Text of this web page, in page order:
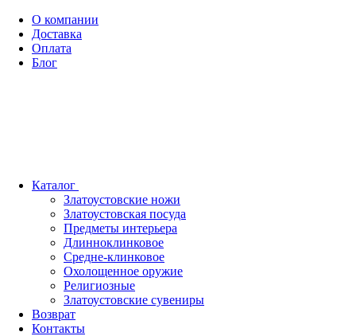
О компании
Доставка
Оплата
Блог
Каталог
Златоустовские ножи
Златоустовская посуда
Предметы интерьера
Длинноклинковое
Средне-клинковое
Охолощенное оружие
Религиозные
Златоустовские сувениры
Возврат
Контакты